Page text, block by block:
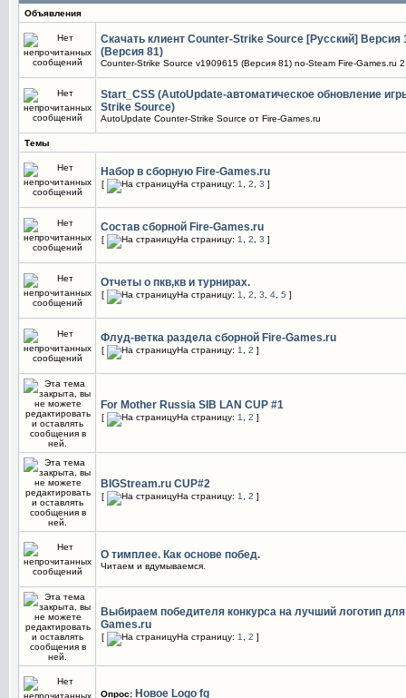
Объявления
Скачать клиент Counter-Strike Source [Русский] Версия
(Версия 81)
Counter-Strike Source v1909615 (Версия 81) no-Steam Fire-Games.ru
Start_CSS (AutoUpdate-автоматическое обновление
Strike Source)
AutoUpdate Counter-Strike Source от Fire-Games.ru
Темы
Набор в сборную Fire-Games.ru
[ На страницу: 1 2 3 ]
Состав сборной Fire-Games.ru
[ На страницу: 1 2 3 ]
Отчеты о пкв,кв и турнирах.
[ На страницу: 1 2 3 4 5 ]
Флуд-ветка раздела сборной Fire-Games.ru
[ На страницу: 1 2 ]
For Mother Russia SIB LAN CUP #1
[ На страницу: 1 2 ]
BIGStream.ru CUP#2
[ На страницу: 1 2 ]
О тимплее. Как основе побед.
Читаем и вдумываемся.
Выбираем победителя конкурса на лучший логотип
Games.ru
[ На страницу: 1 2 ]
Опрос: Новое Logo fg